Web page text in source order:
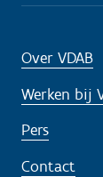
Over VDAB
Werken bij
Pers
Contact